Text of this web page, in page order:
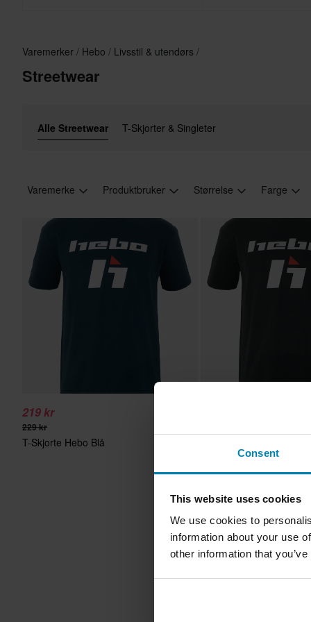
Consent
This website uses cookies
We use cookies to
information about your use
other information that
Varemerker Hebo Livsstil & utendørs
Streetwear
Alle Streetwear T-Skjorter & Singleter
Varemerke Produktbruker Størrelse Farge
219 kr
229 kr
T-Skjorte Hebo Blå
T-Skjorte Hebo Grå